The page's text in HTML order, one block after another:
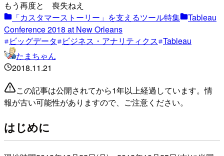
もう再度と 喪失ねえ
「カスタマーストーリー」を支えるツール特集
Tableau
Conference 2018 at New Orleans
ビッグデータ
ビジネス・アナリティクス Tableau
たまちゃん
2018.11.21
この記事は公開されてから1年以上経過しています。情
報が古い可能性がありますので、ご注意ください。
はじめに